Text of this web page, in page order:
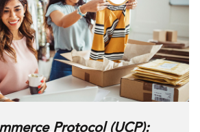
Protocol (UCP):